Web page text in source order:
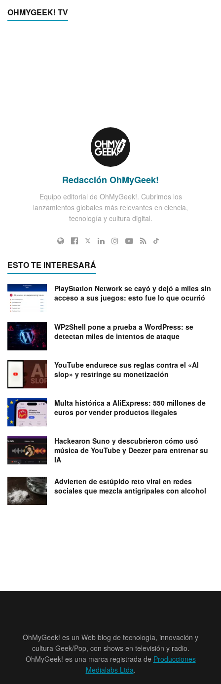
OHMYGEEK! TV
Redacción OhMyGeek!
Equipo editorial de OhMyGeek!. Cubrimos los
lanzamientos globales más relevantes en ciencia,
tecnología y cultura digital.
ESTO TE INTERESARÁ
PlayStation Network se cayó y dejó a miles sin
acceso a sus juegos: esto fue lo que ocurrió
WP2Shell pone a prueba a WordPress: se
detectan miles de intentos de ataque
YouTube endurece sus reglas contra el «AI
slop» y restringe su monetización
Multa histórica a AliExpress: 550 millones de
euros por vender productos ilegales
Hackearon Suno y descubrieron cómo usó
música de YouTube y Deezer para entrenar su
IA
Advierten de estúpido reto viral en redes
sociales que mezcla antigripales con alcohol
OhMyGeek! es un Web blog de tecnología, innovación y
cultura Geek/Pop, con shows en televisión y radio.
OhMyGeek! es una marca registrada de Producciones
Medialabs Ltda.